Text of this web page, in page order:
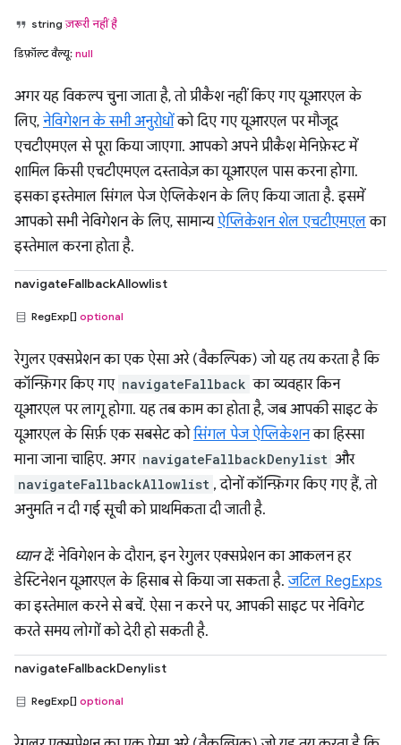
stringज़रूरी नहीं है
डिफ़ॉल्ट वैल्यू: null
अगर यह विकल्प चुना जाता है, तो प्रीकैश नहीं किए गए यूआरएल के
लिए, नेविगेशन के सभी अनुरोधोंको दिए गए यूआरएल पर मौजूद
एचटीएमएल से पूरा किया जाएगा. आपको अपने प्रीकैश मेनिफ़ेस्ट में
शामिल किसी एचटीएमएल दस्तावेज़ का यूआरएल पास करना होगा.
इसका इस्तेमाल सिंगल पेज ऐप्लिकेशन के लिए किया जाता है. इसमें
आपको सभी नेविगेशन के लिए, सामान्यऐप्लिकेशन शेल एचटीएमएलका
इस्तेमाल करना होता है.
navigateFallbackAllowlist
RegExp[] optional
रेगुलर एक्सप्रेशन का एक ऐसा अरे (वैकल्पिक) जो यह तय करता है कि
कॉन्फ़िगर किए गए navigateFallback का व्यवहार किन
यूआरएल पर लागू होगा. यह तब काम का होता है, जब आपकी साइट के
यूआरएल के सिर्फ़ एक सबसेट कोसिंगल पेज ऐप्लिकेशनका हिस्सा
माना जाना चाहिए. अगर navigateFallbackDenylist और
navigateFallbackAllowlist , दोनों कॉन्फ़िगर किए गए हैं, तो
अनुमति न दी गई सूची को प्राथमिकता दी जाती है.
ध्यान दें: नेविगेशन के दौरान, इन रेगुलर एक्सप्रेशन का आकलन हर
डेस्टिनेशन यूआरएल के हिसाब से किया जा सकता है.जटिल RegExps
का इस्तेमाल करने से बचें. ऐसा न करने पर, आपकी साइट पर नेविगेट
करते समय लोगों को देरी हो सकती है.
navigateFallbackDenylist
RegExp[] optional